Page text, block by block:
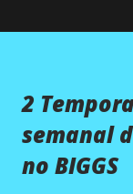
2
semanal
no BIGGS